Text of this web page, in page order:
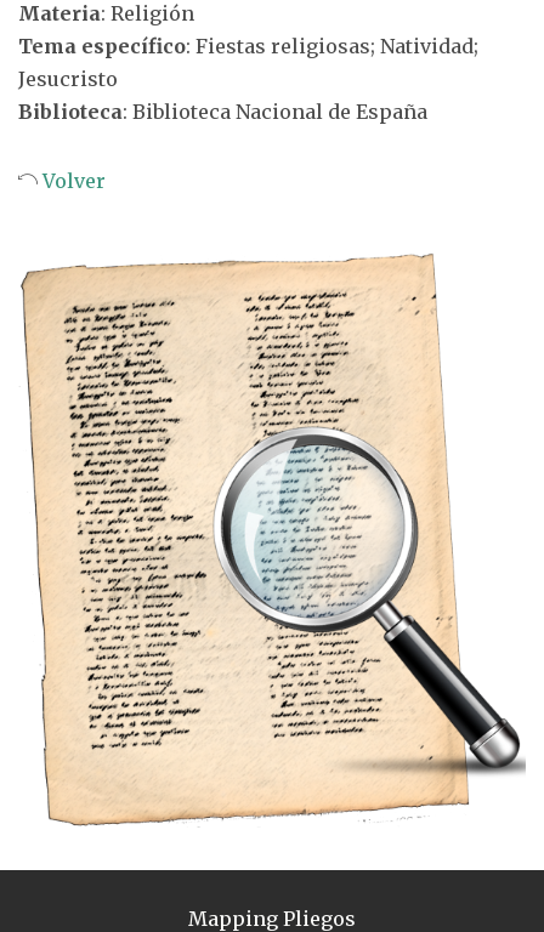
Materia: Religión
Tema específico: Fiestas religiosas; Natividad;
Jesucristo
Biblioteca: Biblioteca Nacional de España
Volver
Mapping Pliegos